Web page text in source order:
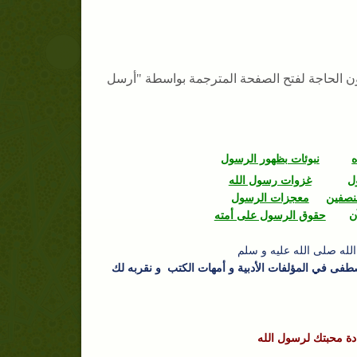
الحاجة لفتح الصفحة المترجمة بواسطة "أرسل
نبوئات بظهور الرسول
غزوات رسول الله
معجزات الرسول
حقوق الرسول على أمته
الله صلى الله عليه و سلم
في المؤلفات الأدبية و أمهات الكتب و نقربه لك
محبتك لرسول الله